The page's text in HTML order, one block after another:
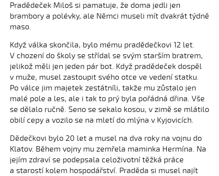
Pradědeček Miloš si pamatuje, že doma jedli jen
brambory a polévky, ale Němci museli mít dvakrát týdně
maso.
Když válka skončila, bylo mému pradědečkovi 12 let.
V chození do školy se střídal se svým starším bratrem,
jelikož měli jen jeden pár bot. Když pradědeček dospěl
v muže, musel zastoupit svého otce ve vedení statku.
Po válce jim majetek zestátníli, takže mu zůstalo jen
malé pole a les, ale i tak to prý byla pořádná dřina. Vše
se dělalo ručně. Seno se sekalo kosou, v zimě se mlátilo
obilí cepy a vozilo se na mletí do mlýna v Kyjovicích.
Dědečkovi bylo 20 let a musel na dva roky na vojnu do
Klatov. Během vojny mu zemřela maminka Hermína. Na
jejím zdraví se podepsala celoživotní těžká práce
a starostí kolem hospodářství. Praděda si musel najít